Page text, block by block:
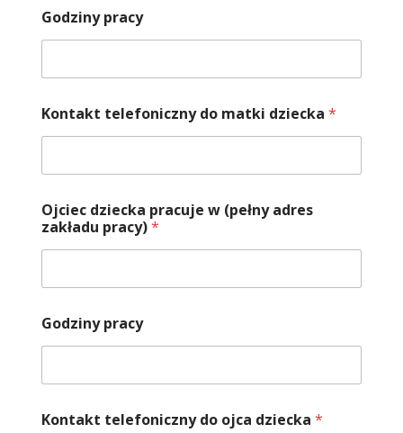
Godziny pracy
Kontakt telefoniczny do matki dziecka *
Ojciec dziecka pracuje w (pełny adres
zakładu pracy)*
Godziny pracy
Kontakt telefoniczny do ojca dziecka *